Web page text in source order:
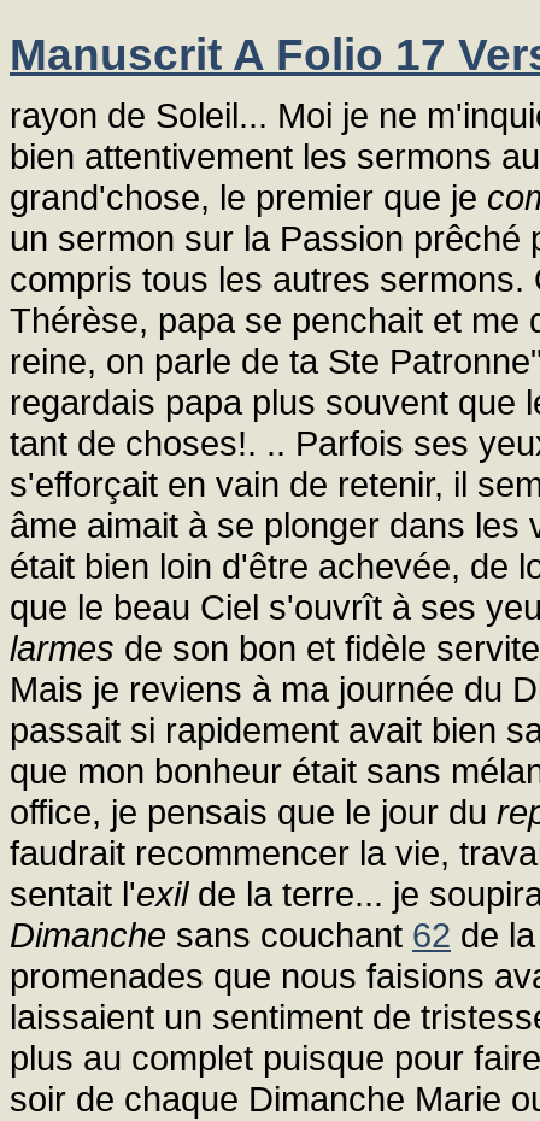
Manuscrit A Folio 17
rayon de Soleil... Moi je ne
bien attentivement les sermons
grand'chose, le premier que je
un sermon sur la Passion prêché
compris tous les autres
Thérèse, papa se penchait et me
reine, on parle de ta Ste
regardais papa plus souvent que
tant de choses!. .. Parfois ses
s'efforçait en vain de retenir, il
âme aimait à se plonger dans
était bien loin d'être achevée, de
que le beau Ciel s'ouvrît à ses
larmes de son bon et fidèle
Mais je reviens à ma journée du
passait si rapidement avait bien
que mon bonheur était sans
office, je pensais que le jour du
faudrait recommencer la vie,
sentait l'exilde la terre... je
Dimanche sans couchant 62 de
promenades que nous faisions
laissaient un sentiment de
plus au complet puisque pour
soir de chaque Dimanche Marie